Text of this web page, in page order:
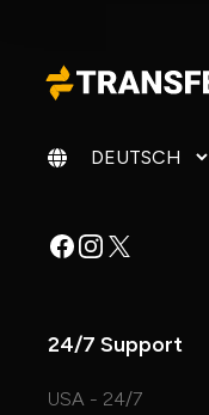
Sprache ändern
Facebook
Instagram
X
24/7 Support
USA - 24/7